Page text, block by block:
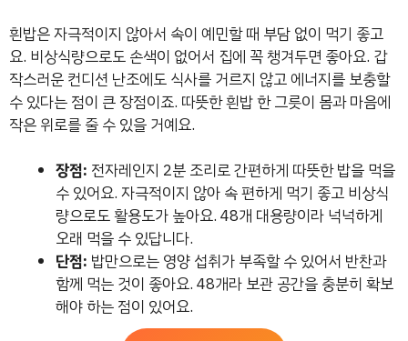
흰밥은 자극적이지 않아서 속이 예민할 때 부담 없이 먹기 좋고
요. 비상식량으로도 손색이 없어서 집에 꼭 챙겨두면 좋아요. 갑
작스러운 컨디션 난조에도 식사를 거르지 않고 에너지를 보충할
수 있다는 점이 큰 장점이죠. 따뜻한 흰밥 한 그릇이 몸과 마음에
작은 위로를 줄 수 있을 거예요.
장점: 전자레인지 2분 조리로 간편하게 따뜻한 밥을 먹을
수 있어요. 자극적이지 않아 속 편하게 먹기 좋고 비상식
량으로도 활용도가 높아요. 48개 대용량이라 넉넉하게
오래 먹을 수 있답니다.
단점: 밥만으로는 영양 섭취가 부족할 수 있어서 반찬과
함께 먹는 것이 좋아요. 48개라 보관 공간을 충분히 확보
해야 하는 점이 있어요.